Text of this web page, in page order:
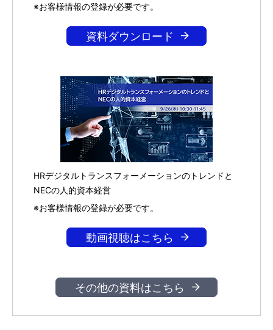
※お客様情報の登録が必要です。
資料ダウンロード
※お客様情報の登録が必要です。
動画視聴はこちら
HRデジタルトランスフォーメーションのトレンドと
NECの人的資本経営
その他の資料はこちら